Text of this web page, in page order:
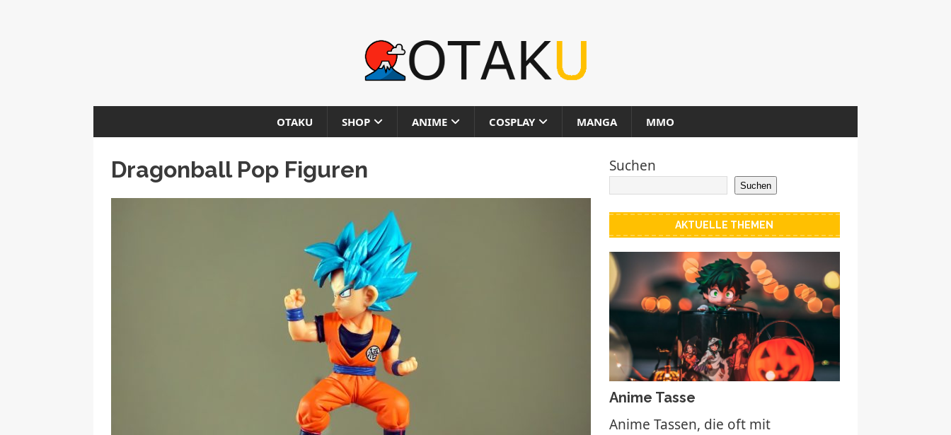
OTAKU SHOP ANIME COSPLAY MANGA MMO
Dragonball Pop Figuren Suchen
Suchen
AKTUELLE THEMEN
Anime Tasse
Anime Tassen, die oft mit